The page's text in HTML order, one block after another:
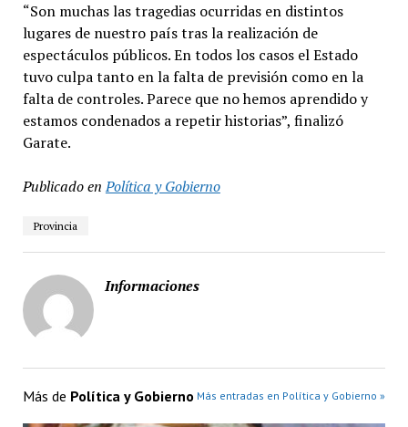
“Son muchas las tragedias ocurridas en distintos
lugares de nuestro país tras la realización de
espectáculos públicos. En todos los casos el Estado
tuvo culpa tanto en la falta de previsión como en la
falta de controles. Parece que no hemos aprendido y
estamos condenados a repetir historias”, finalizó
Garate.
Publicado en Política y Gobierno
Provincia
Informaciones
Más de Política y Gobierno Más entradas en Política y Gobierno »